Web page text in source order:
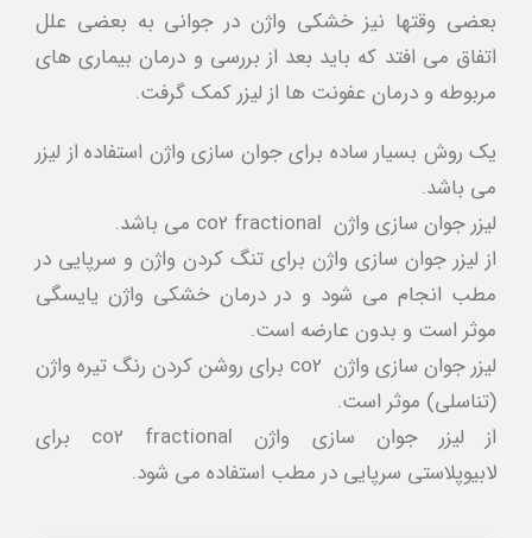
بعضي وقتها نيز خشكي واژن در جواني به بعضي علل
اتفاق مي افتد كه بايد بعد از بررسي و درمان بيماري هاي
مربوطه و درمان عفونت ها از ليزر كمك گرفت.
یک روش بسیار ساده برای جوان سازی واژن استفاده از لیزر
می باشد.
لیزر جوان سازی واژن co2 fractional می باشد.
از لیزر جوان سازی واژن برای تنگ کردن واژن و سرپایی در
مطب انجام می شود و در درمان خشکی واژن یایسگی
موثر است و بدون عارضه است.
لیزر جوان سازی واژن co2 برای روشن کردن رنگ تیره واژن
(تناسلی) موثر است.
از لیزر جوان سازی واژن co2 fractional برای
لابیوپلاستی سرپایی در مطب استفاده می شود.